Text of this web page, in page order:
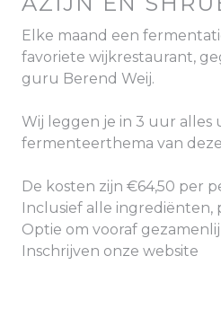
Elke maand een
favoriete wijkrestaurant,
guru Berend Weij.
Wij leggen je in 3 uur alles
fermenteerthema van
De kosten zijn €64,50 per
Inclusief alle
Optie om vooraf
Inschrijven onze website